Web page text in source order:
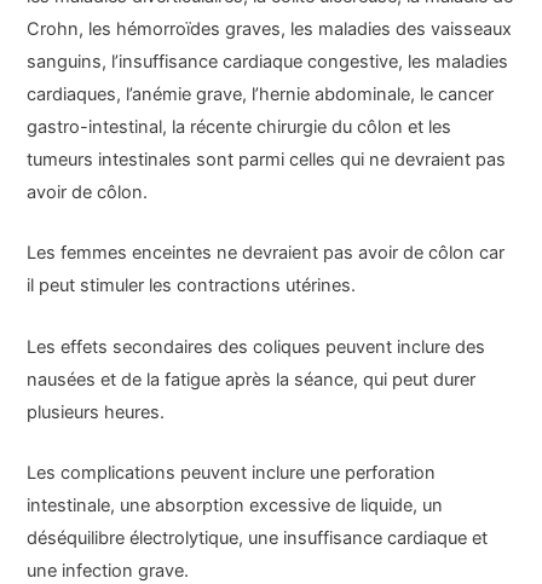
Crohn, les hémorroïdes graves, les maladies des vaisseaux
sanguins, l’insuffisance cardiaque congestive, les maladies
cardiaques, l’anémie grave, l’hernie abdominale, le cancer
gastro-intestinal, la récente chirurgie du côlon et les
tumeurs intestinales sont parmi celles qui ne devraient pas
avoir de côlon.
Les femmes enceintes ne devraient pas avoir de côlon car
il peut stimuler les contractions utérines.
Les effets secondaires des coliques peuvent inclure des
nausées et de la fatigue après la séance, qui peut durer
plusieurs heures.
Les complications peuvent inclure une perforation
intestinale, une absorption excessive de liquide, un
déséquilibre électrolytique, une insuffisance cardiaque et
une infection grave.